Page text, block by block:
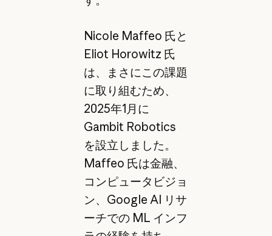
Nicole Maffeo 氏と
Eliot Horowitz 氏
は、まさにこの課題
に取り組むため、
2025年1月に
Gambit Robotics
を設立しました。
Maffeo 氏は金融、
コンピュータビジョ
ン、Google AI リサ
ーチでの ML インフ